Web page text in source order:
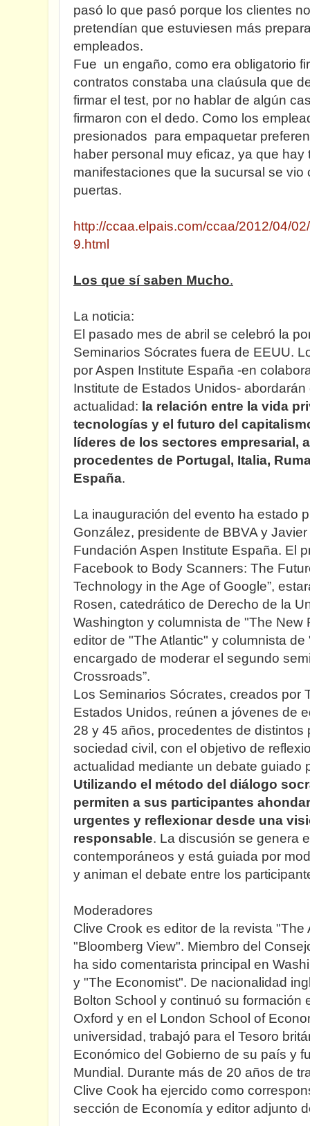
pasó lo que pasó porque los clientes
pretendían que estuviesen más
empleados.
Fue un engaño, como era obligatorio
contratos constaba una claúsula que
firmar el test, por no hablar de algún
firmaron con el dedo. Como los
presionados para empaquetar
haber personal muy eficaz, ya que hay
manifestaciones que la sucursal se vio
puertas.
http://ccaa.elpais.com/ccaa/2012/04/
9.html
Los que sí saben Mucho.
La noticia:
El pasado mes de abril se celebró la
Seminarios Sócrates fuera de EEUU.
por Aspen Institute España -en
Institute de Estados Unidos-
actualidad: la relación entre la vida
tecnologías y el futuro del
líderes de los sectores empresarial,
procedentes de Portugal, Italia,
España.
La inauguración del evento ha estado
González, presidente de BBVA y
Fundación Aspen Institute España. El
Facebook to Body Scanners: The
Technology in the Age of Google”,
Rosen, catedrático de Derecho de la
Washington y columnista de "The New
editor de "The Atlantic" y columnista
encargado de moderar el segundo
Crossroads”.
Los Seminarios Sócrates, creados por
Estados Unidos, reúnen a jóvenes de
28 y 45 años, procedentes de
sociedad civil, con el objetivo de
actualidad mediante un debate guiado
Utilizando el método del diálogo
permiten a sus participantes
urgentes y reflexionar desde una
responsable. La discusión se genera
contemporáneos y está guiada por
y animan el debate entre los
Moderadores
Clive Crook es editor de la revista
"Bloomberg View". Miembro del
ha sido comentarista principal en
y "The Economist". De nacionalidad
Bolton School y continuó su formación
Oxford y en el London School of
universidad, trabajó para el Tesoro
Económico del Gobierno de su país y
Mundial. Durante más de 20 años de
Clive Cook ha ejercido como
sección de Economía y editor adjunto